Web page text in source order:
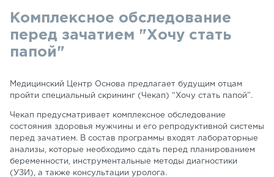
Комплексное обследование
перед зачатием "Хочу стать
папой"
Медицинский Центр Основа предлагает будущим отцам
пройти специальный скрининг (Чекап) “Хочу стать папой”.
Чекап предусматривает комплексное обследование
состояния здоровья мужчины и его репродуктивной системы
перед зачатием. В состав программы входят лабораторные
анализы, которые необходимо сдать перед планированием
беременности, инструментальные методы диагностики
(УЗИ), а также консультации уролога.